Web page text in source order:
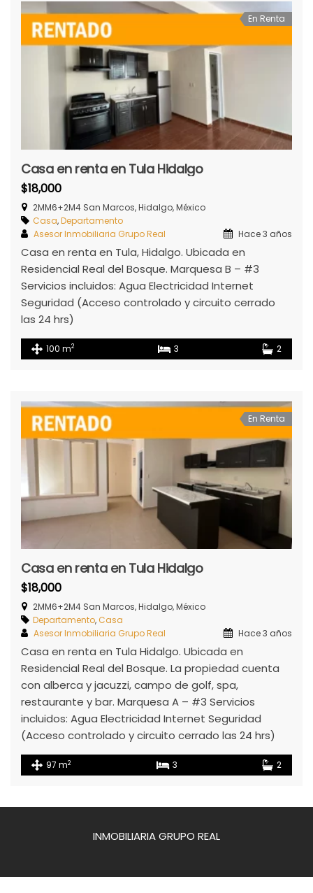
En Renta
Casa en renta en Tula Hidalgo
$18,000
2MM6+2M4 San Marcos, Hidalgo, México
Casa,Departamento
Asesor Inmobiliaria Grupo Real
Hace 3 años
Casa en renta en Tula, Hidalgo. Ubicada en
Residencial Real del Bosque. Marquesa B – #3
Servicios incluidos: Agua Electricidad Internet
Seguridad (Acceso controlado y circuito cerrado
las 24 hrs)
100 m2 3 2
En Renta
Casa en renta en Tula Hidalgo
$18,000
2MM6+2M4 San Marcos, Hidalgo, México
Departamento,Casa
Asesor Inmobiliaria Grupo Real
Hace 3 años
Casa en renta en Tula Hidalgo. Ubicada en
Residencial Real del Bosque. La propiedad cuenta
con alberca y jacuzzi, campo de golf, spa,
restaurante y bar. Marquesa A – #3 Servicios
incluidos: Agua Electricidad Internet Seguridad
(Acceso controlado y circuito cerrado las 24 hrs)
97 m2 3 2
INMOBILIARIA GRUPO REAL